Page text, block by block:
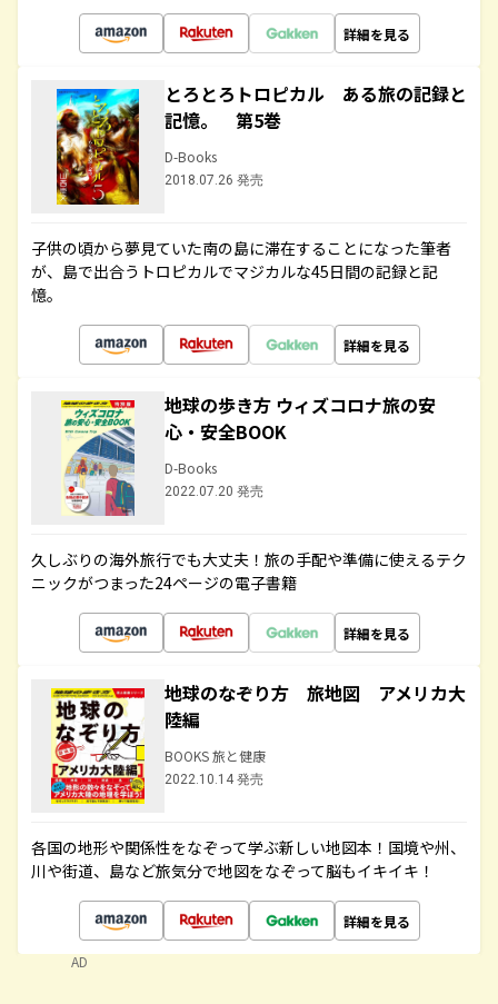
詳細を見る
とろとろトロピカル ある旅の記録と
記憶。 第5巻
D-Books
2018.07.26 発売
子供の頃から夢見ていた南の島に滞在することになった筆者
が、島で出合うトロピカルでマジカルな45日間の記録と記
憶。
詳細を見る
地球の歩き方 ウィズコロナ旅の安
心・安全BOOK
D-Books
2022.07.20 発売
久しぶりの海外旅行でも大丈夫！旅の手配や準備に使えるテク
ニックがつまった24ページの電子書籍
詳細を見る
地球のなぞり方 旅地図 アメリカ大
陸編
BOOKS 旅と健康
2022.10.14 発売
各国の地形や関係性をなぞって学ぶ新しい地図本！国境や州、
川や街道、島など旅気分で地図をなぞって脳もイキイキ！
詳細を見る
AD